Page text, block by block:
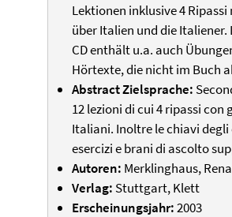
Lektionen inklusive 4
über Italien und die
CD enthält u.a. auch
Hörtexte, die nicht im Buch
Abstract Zielsprache:
12 lezioni di cui 4 ripassi
Italiani. Inoltre le chiavi
esercizi e brani di ascolto
Autoren: Merklinghaus,
Verlag: Stuttgart, Klett
Erscheinungsjahr:2003